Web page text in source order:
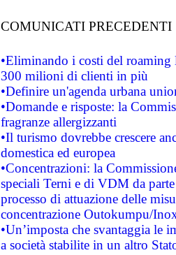
COMUNICATI PRECEDENTI
•Eliminando i costi del roaming
300 milioni di clienti in più
•Definire un'agenda urbana
•Domande e risposte: la
fragranze allergizzanti
•Il turismo dovrebbe crescere
domestica ed europea
•Concentrazioni: la
speciali Terni e di VDM da
processo di attuazione delle
concentrazione Outokumpu/
•Un’imposta che svantaggia le
a società stabilite in un altro